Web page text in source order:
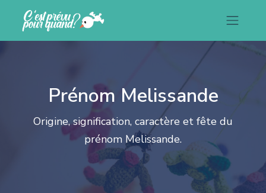
Prénom Melissande
Origine, signification, caractère et fête du
prénom Melissande.